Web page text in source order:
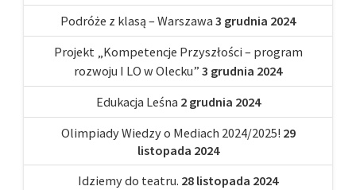
Podróże z klasą – Warszawa 3 grudnia 2024
Projekt „Kompetencje Przyszłości – program
rozwoju I LO w Olecku” 3 grudnia 2024
Edukacja Leśna 2 grudnia 2024
Olimpiady Wiedzy o Mediach 2024/2025! 29
listopada 2024
Idziemy do teatru. 28 listopada 2024